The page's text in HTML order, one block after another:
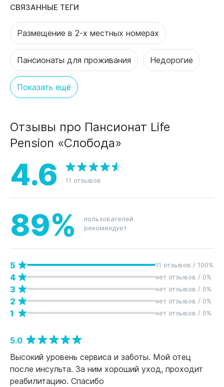
СВЯЗАННЫЕ ТЕГИ
Размещение в 2-х местных номерах
Пансионаты для проживания Недорогие
Показать ещё
Отзывы про Пансионат Life
Pension «Слобода»
4.6 11 отзывов
89%
пользователей
рекомендует
5 11 отзывов / 100%
4 нет отзывов / 0%
3 нет отзывов / 0%
2 нет отзывов / 0%
1 нет отзывов / 0%
5.0
Высокий уровень сервиса и заботы. Мой отец
после инсульта. За ним хороший уход, проходит
реабилитацию. Спасибо